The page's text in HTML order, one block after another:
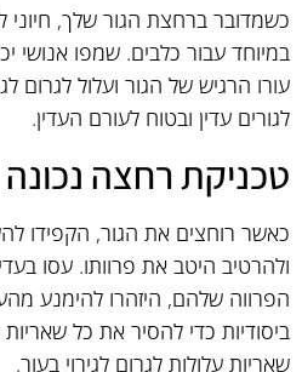
כשמדובר ברחצת הגור שלך,
במיוחד עבור כלבים. שמפו אנושי
עורו הרגיש של הגור ועלול לגרום
לגורים עדין ובטוח לעורם העדין.
טכניקת רחצה נכונה
כאשר רוחצים את הגור, הקפידו
ולהרטיב היטב את פרוותו. עסו
הפרווה שלהם, היזהרו להימנע
ביסודיות כדי להסיר את כל
שאריות עלולות לגרום לגירוי בעור.